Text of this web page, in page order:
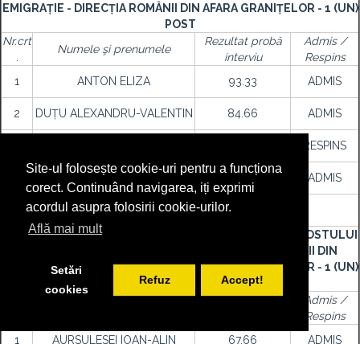
Site-ul folosește cookie-uri pentru a funcționa
corect. Continuând navigarea, iți exprimi
acordul asupra folosirii cookie-urilor.
Află mai mult
Setări
cookies
Refuz Accept!
EMIGRAȚIE - DIRECȚIA ROMÂNII DIN AFARA GRANIȚELOR - 1 (UN)
POST
Nr.crt
.
Numele şi prenumele
Rezultat probă
interviu
Admis /
Respins
1
ANTON ELIZA 93.33 ADMIS
2 DUȚU ALEXANDRU-VALENTIN 84.66 ADMIS
RESPINS
JOIȚA VIORICA 73.00 ADMIS
REZULTATUL PROBEI INTERVIU PENTRU OCUPAREA POSTULUI
DE EXPERT GRADUL II - COMPARTIMENTUL ROMÂNII DIN
EMIGRAȚIE - DIRECȚIA ROMÂNII DIN AFARA GRANIȚELOR - 1 (UN)
POST
Rezultat probă
Admis /
Respins
1
AURSULESEI IOAN-ALIN 67.66 ADMIS